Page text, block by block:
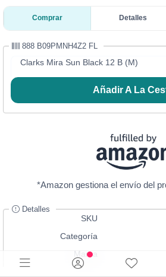
Comprar Detalles
888 B09PMNH4Z2 FL
Clarks Mira Sun Black 12 B (M)
Añadir A La
*Amazon gestiona el envío del
Detalles
SKU
Categoría
Marca